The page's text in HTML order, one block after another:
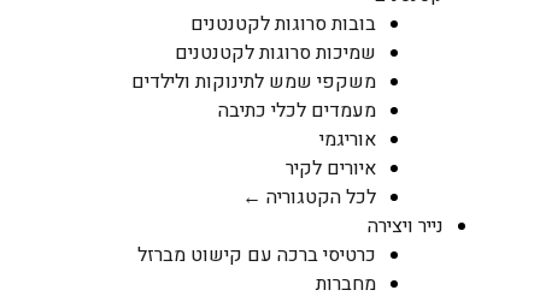
בובות סרוגות לקטנטנים
שמיכות סרוגות לקטנטנים
משקפי שמש לתינוקות ולילדים
מעמדים לכלי כתיבה
אוריגמי
איורים לקיר
לכל הקטגוריה ←
נייר ויצירה
כרטיסי ברכה עם קישוט מברזל
מחברות